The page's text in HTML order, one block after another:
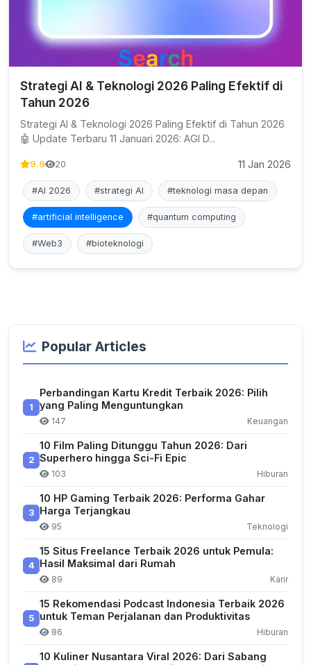
Strategi AI & Teknologi 2026 Paling Efektif di
Tahun 2026
Strategi AI & Teknologi 2026 Paling Efektif di Tahun 2026
🤖 Update Terbaru 11 Januari 2026: AGI D...
9.9 20 11 Jan 2026
#AI 2026 #strategi AI #teknologi masa depan
#artificial intelligence #quantum computing
#Web3 #bioteknologi
Popular Articles
1
Perbandingan Kartu Kredit Terbaik 2026: Pilih
yang Paling Menguntungkan
147 Keuangan
2
10 Film Paling Ditunggu Tahun 2026: Dari
Superhero hingga Sci-Fi Epic
103 Hiburan
3
10 HP Gaming Terbaik 2026: Performa Gahar
Harga Terjangkau
95 Teknologi
4
15 Situs Freelance Terbaik 2026 untuk Pemula:
Hasil Maksimal dari Rumah
89 Karir
5
15 Rekomendasi Podcast Indonesia Terbaik 2026
untuk Teman Perjalanan dan Produktivitas
86 Hiburan
10 Kuliner Nusantara Viral 2026: Dari Sabang